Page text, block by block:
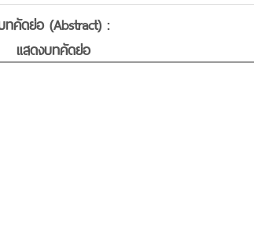
ทคัดย่อ (Abstract) :
แสดงบทคัดย่อ